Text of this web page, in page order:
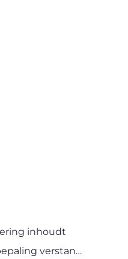
inhoudt
Wanneer een waardebepaling verstandig is